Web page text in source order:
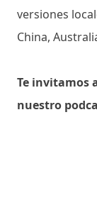
versiones
China,
Te invitamos
nuestro